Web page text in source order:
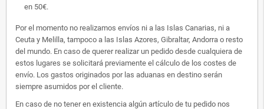
en 50€.
Por el momento no realizamos envíos ni a las Islas Canarias, ni a
Ceuta y Melilla, tampoco a las Islas Azores, Gibraltar, Andorra o resto
del mundo. En caso de querer realizar un pedido desde cualquiera de
estos lugares se solicitará previamente el cálculo de los costes de
envío. Los gastos originados por las aduanas en destino serán
siempre asumidos por el cliente.
En caso de no tener en existencia algún artículo de tu pedido nos